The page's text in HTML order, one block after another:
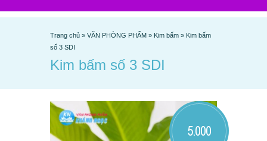
Trang chủ » VĂN PHÒNG PHẨM » Kim bấm » Kim bấm
số 3 SDI
Kim bấm số 3 SDI
5.000